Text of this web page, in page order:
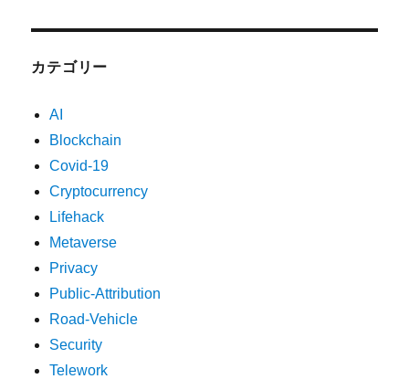
カテゴリー
AI
Blockchain
Covid-19
Cryptocurrency
Lifehack
Metaverse
Privacy
Public-Attribution
Road-Vehicle
Security
Telework